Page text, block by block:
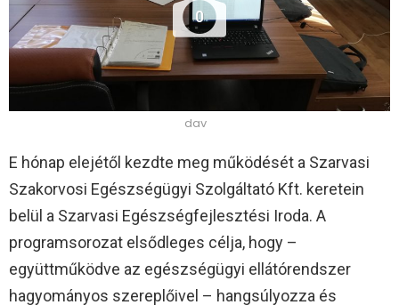
0
dav
E hónap elejétől kezdte meg működését a Szarvasi
Szakorvosi Egészségügyi Szolgáltató Kft. keretein
belül a Szarvasi Egészségfejlesztési Iroda. A
programsorozat elsődleges célja, hogy –
együttműködve az egészségügyi ellátórendszer
hagyományos szereplőivel – hangsúlyozza és